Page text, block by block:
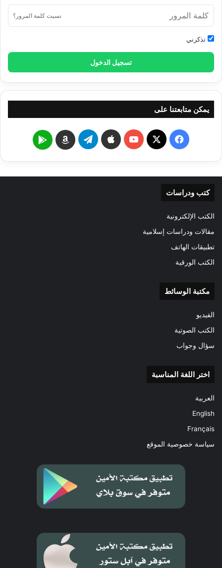
نسيت كلمة المرور؟
تذكرني
تسجيل الدخول
يمكن متابعتنا على
فيسبوك
‫X
‫YouTube تيلقرام Amazon
Google
Play
كتب ودراسات
الكتب الإلكترونية
مقالات ودراسات إسلامية
تطبيقات الهاتف
الكتب الورقية
مكتبة الوسائط
الفيديو
الكتب الصوتية
سؤال وجواب
اختر اللغة المناسبة
العربية
English
Français
سياسة خصوصية الموقع